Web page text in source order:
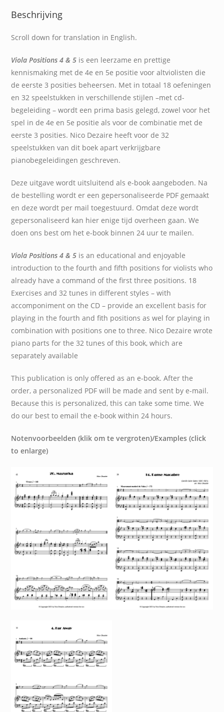
Beschrijving
Scroll down for translation in English.
Viola Positions 4 & 5 is een leerzame en prettige
kennismaking met de 4e en 5e positie voor altviolisten die
de eerste 3 posities beheersen. Met in totaal 18 oefeningen
en 32 speelstukken in verschillende stijlen –met cd-
begeleiding – wordt een prima basis gelegd, zowel voor het
spel in de 4e en 5e positie als voor de combinatie met de
eerste 3 posities. Nico Dezaire heeft voor de 32
speelstukken van dit boek apart verkrijgbare
pianobegeleidingen geschreven.
Deze uitgave wordt uitsluitend als e-book aangeboden. Na
de bestelling wordt er een gepersonaliseerde PDF gemaakt
en deze wordt per mail toegestuurd. Omdat deze wordt
gepersonaliseerd kan hier enige tijd overheen gaan. We
doen ons best om het e-book binnen 24 uur te mailen.
Viola Positions 4 & 5 is an educational and enjoyable
introduction to the fourth and fifth positions for violists who
already have a command of the first three positions. 18
Exercises and 32 tunes in different styles – with
accomponiment on the CD – provide an excellent basis for
playing in the fourth and fith positions as wel for playing in
combination with positions one to three. Nico Dezaire wrote
piano parts for the 32 tunes of this book, which are
separately available
This publication is only offered as an e-book. After the
order, a personalized PDF will be made and sent by e-mail.
Because this is personalized, this can take some time. We
do our best to email the e-book within 24 hours.
Notenvoorbeelden (klik om te vergroten)/Examples (click
to enlarge)